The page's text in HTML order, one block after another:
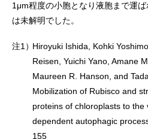
1μm程度の小胞となり液胞まで運
は未解明でした。
注1）Hiroyuki Ishida, Kohki
Reisen, Yuichi Yano, Amane
Maureen R. Hanson, and
Mobilization of Rubisco and
proteins of chloroplasts to the
dependent autophagic
155